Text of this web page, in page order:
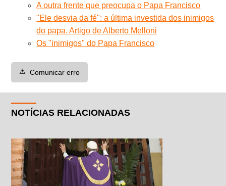
A outra frente que preocupa o Papa Francisco
"Ele desvia da fé": a última investida dos inimigos
do papa. Artigo de Alberto Melloni
Os "inimigos" do Papa Francisco
⚠️ Comunicar erro
NOTÍCIAS RELACIONADAS